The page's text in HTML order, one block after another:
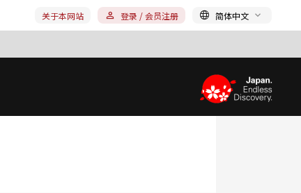
关于本网站 登录 / 会员注册 简体中文